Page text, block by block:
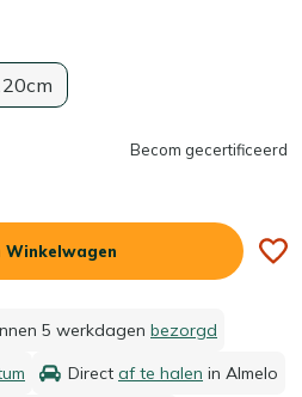
Becom gecertificeerd
Winkelwagen
5 werkdagen bezorgd
Direct af te halen in Almelo